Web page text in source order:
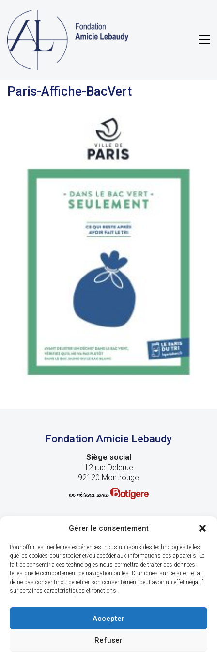
Gérer le consentement
Pour offrir les meilleures expériences, nous utilisons des technologies telles
que les cookies pour stocker et/ou accéder aux informations des appareils. Le
fait de consentir à ces technologies nous permettra de traiter des données
telles que le comportement de navigation ou les ID uniques sur ce site. Le fait
de ne pas consentir ou de retirer son consentement peut avoir un effet négatif
sur certaines caractéristiques et fonctions.
Accepter
Refuser
Paris-Affiche-BacVert
Fondation Amicie Lebaudy
Siège social
12 rue Delerue
92120 Montrouge